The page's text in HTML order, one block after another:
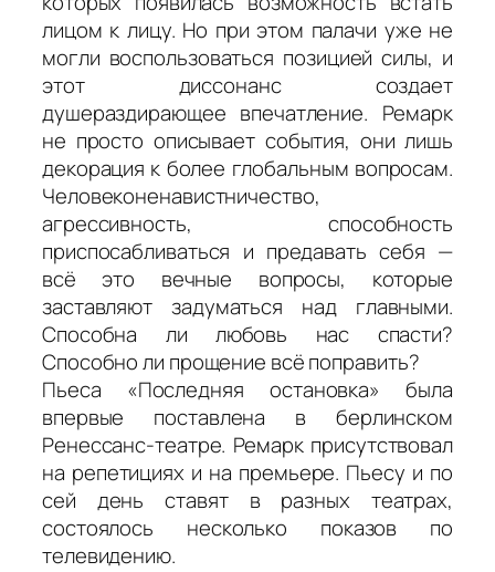
лицом к лицу. Но при этом палачи уже не
могли воспользоваться позицией силы, и
этот диссонанс создает
душераздирающее впечатление. Ремарк
не просто описывает события, они лишь
декорация к более глобальным вопросам.
Человеконенавистничество,
агрессивность, способность
приспосабливаться и предавать себя —
всё это вечные вопросы, которые
заставляют задуматься над главными.
Способна ли любовь нас спасти?
Способно ли прощение всё поправить?
Пьеса «Последняя остановка» была
впервые поставлена в берлинском
Ренессанс-театре. Ремарк присутствовал
на репетициях и на премьере. Пьесу и по
сей день ставят в разных театрах,
состоялось несколько показов по
телевидению.